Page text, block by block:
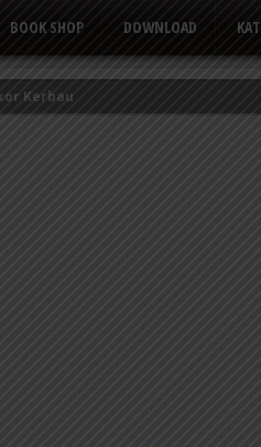
BOOK SHOP DOWNLOAD
Kerbau